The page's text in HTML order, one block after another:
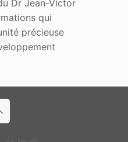
Dr Jean-Victor
qui
précieuse